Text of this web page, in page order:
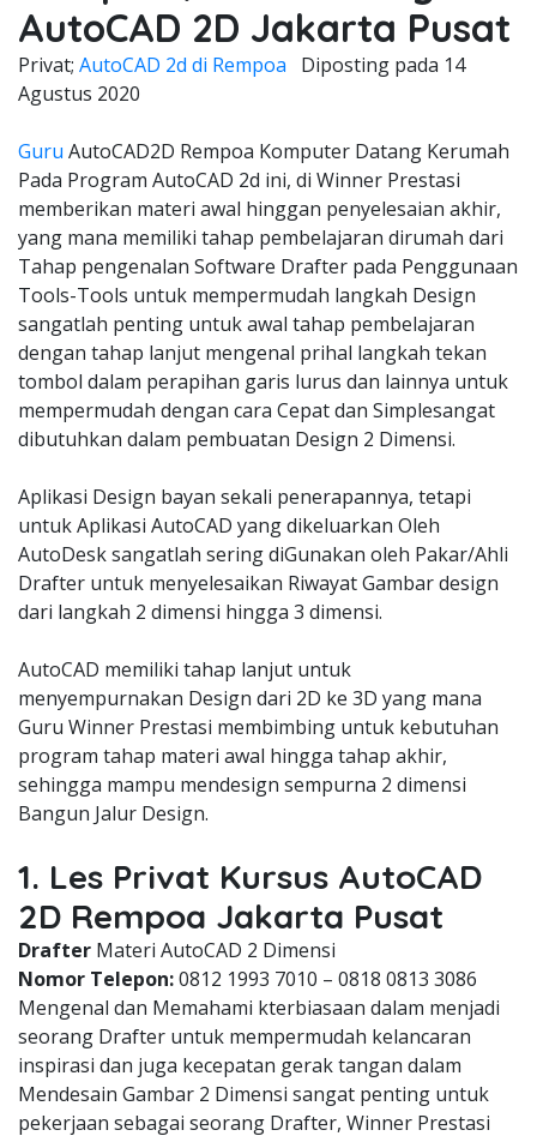
AutoCAD 2D Jakarta Pusat
Privat; AutoCAD 2d di Rempoa Diposting pada 14
Agustus 2020
Guru AutoCAD2D Rempoa Komputer Datang Kerumah
Pada Program AutoCAD 2d ini, di Winner Prestasi
memberikan materi awal hinggan penyelesaian akhir,
yang mana memiliki tahap pembelajaran dirumah dari
Tahap pengenalan Software Drafter pada Penggunaan
Tools-Tools untuk mempermudah langkah Design
sangatlah penting untuk awal tahap pembelajaran
dengan tahap lanjut mengenal prihal langkah tekan
tombol dalam perapihan garis lurus dan lainnya untuk
mempermudah dengan cara Cepat dan Simplesangat
dibutuhkan dalam pembuatan Design 2 Dimensi.
Aplikasi Design bayan sekali penerapannya, tetapi
untuk Aplikasi AutoCAD yang dikeluarkan Oleh
AutoDesk sangatlah sering diGunakan oleh Pakar/Ahli
Drafter untuk menyelesaikan Riwayat Gambar design
dari langkah 2 dimensi hingga 3 dimensi.
AutoCAD memiliki tahap lanjut untuk
menyempurnakan Design dari 2D ke 3D yang mana
Guru Winner Prestasi membimbing untuk kebutuhan
program tahap materi awal hingga tahap akhir,
sehingga mampu mendesign sempurna 2 dimensi
Bangun Jalur Design.
1. Les Privat Kursus AutoCAD
2D Rempoa Jakarta Pusat
Drafter Materi AutoCAD 2 Dimensi
Nomor Telepon:0812 1993 7010 – 0818 0813 3086
Mengenal dan Memahami kterbiasaan dalam menjadi
seorang Drafter untuk mempermudah kelancaran
inspirasi dan juga kecepatan gerak tangan dalam
Mendesain Gambar 2 Dimensi sangat penting untuk
pekerjaan sebagai seorang Drafter, Winner Prestasi